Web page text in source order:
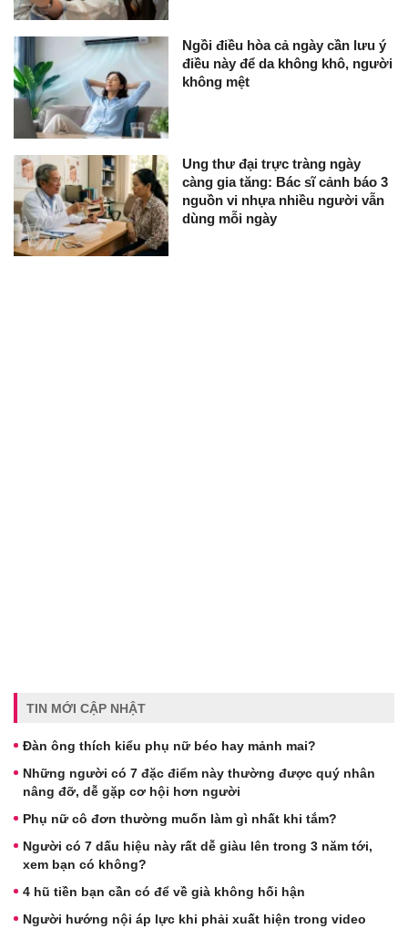
Ngồi điều hòa cả ngày cần lưu ý
điều này để da không khô, người
không mệt
Ung thư đại trực tràng ngày
càng gia tăng: Bác sĩ cảnh báo 3
nguồn vi nhựa nhiều người vẫn
dùng mỗi ngày
TIN MỚI CẬP NHẬT
Đàn ông thích kiểu phụ nữ béo hay mảnh mai?
Những người có 7 đặc điểm này thường được quý nhân
nâng đỡ, dễ gặp cơ hội hơn người
Phụ nữ cô đơn thường muốn làm gì nhất khi tắm?
Người có 7 dấu hiệu này rất dễ giàu lên trong 3 năm tới,
xem bạn có không?
4 hũ tiền bạn cần có để về già không hối hận
Người hướng nội áp lực khi phải xuất hiện trong video